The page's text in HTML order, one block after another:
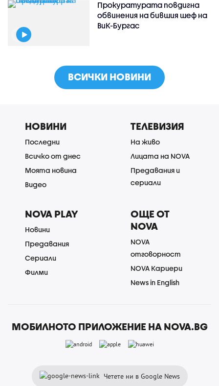
Прокуратурата повдигна
обвинения на бившия шеф на
ВиК-Бургас
ВСИЧКИ НОВИНИ
НОВИНИ
Последни
Всичко от днес
Моята новина
Видео
ТЕЛЕВИЗИЯ
На живо
Лицата на NOVA
Предавания и
сериали
NOVA PLAY
Новини
Предавания
Сериали
Филми
ОЩЕ ОТ
NOVA
NOVA
отговорност
NOVA Кариери
News in English
МОБИЛНОТО ПРИЛОЖЕНИЕ НА NOVA.BG
Четете ни в Google News